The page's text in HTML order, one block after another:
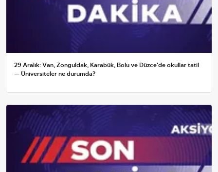
29 Aralık: Van, Zonguldak, Karabük, Bolu ve Düzce'de okullar tatil
— Üniversiteler ne durumda?